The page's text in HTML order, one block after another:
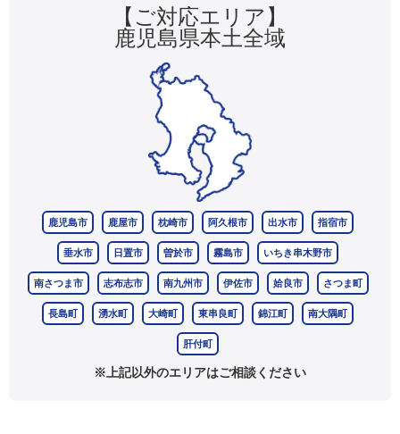
【ご対応エリア】
鹿児島県本土全域
鹿児島市 鹿屋市 枕崎市 阿久根市 出水市 指宿市
垂水市 日置市 曽於市 霧島市 いちき串木野市
南さつま市 志布志市 南九州市 伊佐市 姶良市 さつま町
長島町 湧水町 大崎町 東串良町 錦江町 南大隅町
肝付町
※上記以外のエリアはご相談ください